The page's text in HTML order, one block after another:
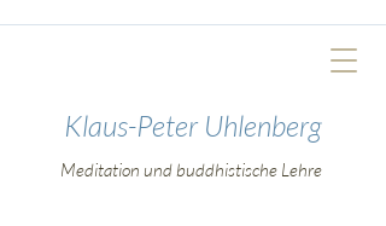
Klaus-Peter Uhlenberg
Meditation und buddhistische Lehre